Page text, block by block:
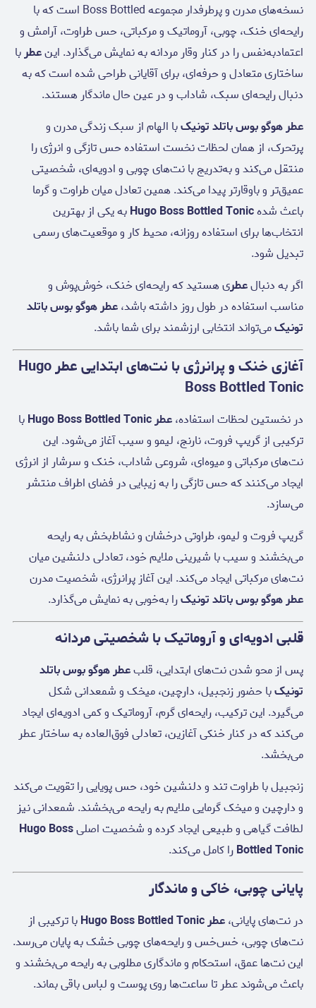
نسخه‌های مدرن و پرطرفدار مجموعه Boss Bottled است که با
رایحه‌ای خنک، چوبی، آروماتیک و مرکباتی، حس طراوت، آرامش و
اعتمادبه‌نفس را در کنار وقار مردانه به نمایش می‌گذارد. اینعطربا
ساختاری متعادل و حرفه‌ای، برای آقایانی طراحی شده است که به
دنبال رایحه‌ای سبک، شاداب و در عین حال ماندگار هستند.
عطر هوگو بوس باتلد تونیکبا الهام از سبک زندگی مدرن و
پرتحرک، از همان لحظات نخست استفاده حس تازگی و انرژی را
منتقل می‌کند و به‌تدریج با نت‌های چوبی و ادویه‌ای، شخصیتی
عمیق‌تر و باوقارتر پیدا می‌کند. همین تعادل میان طراوت و گرما
باعث شدهHugo Boss Bottled Tonicبه یکی از بهترین
انتخاب‌ها برای استفاده روزانه، محیط کار و موقعیت‌های رسمی
تبدیل شود.
اگر به دنبالعطری هستید که رایحه‌ای خنک، خوش‌پوش و
مناسب استفاده در طول روز داشته باشد،عطر هوگو بوس باتلد
تونیکمی‌تواند انتخابی ارزشمند برای شما باشد.
آغازی خنک و پرانرژی با نت‌های ابتدایی عطر Hugo
Boss Bottled Tonic
در نخستین لحظات استفاده،عطر Hugo Boss Bottled Tonic
با
ترکیبی از گریپ فروت، نارنج، لیمو و سیب آغاز می‌شود. این
نت‌های مرکباتی و میوه‌ای، شروعی شاداب، خنک و سرشار از انرژی
ایجاد می‌کنند که حس تازگی را به زیبایی در فضای اطراف منتشر
می‌سازد.
گریپ فروت و لیمو، طراوتی درخشان و نشاط‌بخش به رایحه
می‌بخشند و سیب با شیرینی ملایم خود، تعادلی دلنشین میان
نت‌های مرکباتی ایجاد می‌کند. این آغاز پرانرژی، شخصیت مدرن
عطر هوگو بوس باتلد تونیکرا به‌خوبی به نمایش می‌گذارد.
قلبی ادویه‌ای و آروماتیک با شخصیتی مردانه
پس از محو شدن نت‌های ابتدایی، قلبعطر هوگو بوس باتلد
تونیکبا حضور زنجبیل، دارچین، میخک و شمعدانی شکل
می‌گیرد. این ترکیب، رایحه‌ای گرم، آروماتیک و کمی ادویه‌ای ایجاد
می‌کند که در کنار خنکی آغازین، تعادلی فوق‌العاده به ساختار عطر
می‌بخشد.
زنجبیل با طراوت تند و دلنشین خود، حس پویایی را تقویت می‌کند
و دارچین و میخک گرمایی ملایم به رایحه می‌بخشند. شمعدانی نیز
لطافت گیاهی و طبیعی ایجاد کرده و شخصیت اصلیHugo Boss
Bottled Tonicرا کامل می‌کند.
پایانی چوبی، خاکی و ماندگار
در نت‌های پایانی،عطر Hugo Boss Bottled Tonic
با ترکیبی از
نت‌های چوبی، خس‌خس و رایحه‌های چوبی خشک به پایان می‌رسد.
این نت‌ها عمق، استحکام و ماندگاری مطلوبی به رایحه می‌بخشند و
باعث می‌شوند عطر تا ساعت‌ها روی پوست و لباس باقی بماند.